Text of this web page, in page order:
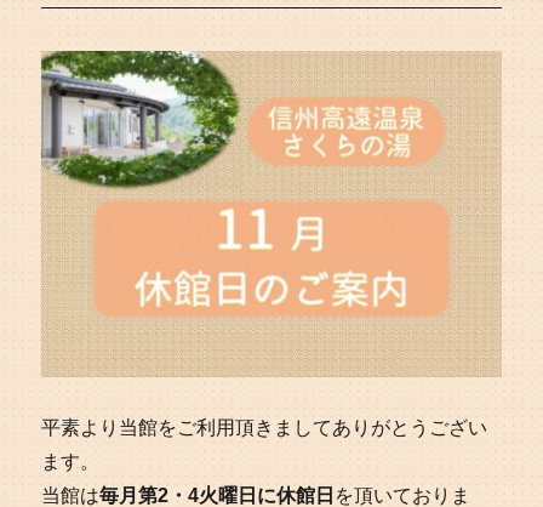
平素より当館をご利用頂きましてありがとうござい
ます。
当館は毎月第2・4火曜日に休館日 を頂いておりま